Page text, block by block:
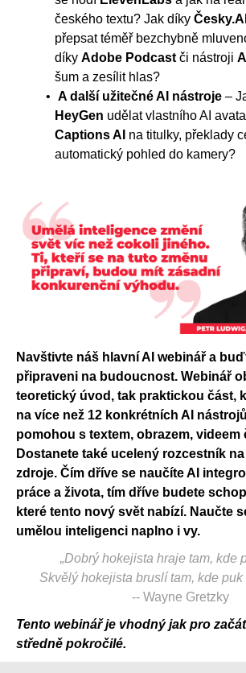
českého textu? Jak díky Česky.AI
přepsat téměř bezchybně
díky Adobe Podcast či nástroji
šum a zesílit hlas?
A další užitečné AI nástroje–
HeyGen udělat vlastního AI
Captions AI na titulky, překlady
automatický pohled do kamery?
Navštivte náš hlavní AI webinář a
připraveni na budoucnost. Webinář
teoretický úvod, tak praktickou část,
na více než 12 konkrétních AI
pomohou s textem, obrazem, videem
Dostanete také ucelený rozcestník
zdroje. Čím dříve se naučíte AI
práce a života, tím dříve budete
které tento nový svět nabízí. Naučte
umělou inteligenci naplno i vy.
„Dobrý hokejista hraje tam, kde
Skvělý hokejista bruslí tam, kde puk
-- Wayne Gretzky
Tento webinář je vhodný jak pro
středně pokročilé.